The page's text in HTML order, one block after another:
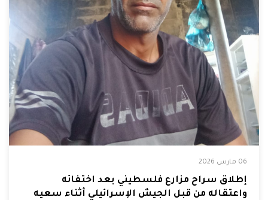
06 مارس 2026
إطلاق سراح مزارع فلسطيني بعد اختفائه
واعتقاله من قبل الجيش الإسرائيلي أثناء سعيه